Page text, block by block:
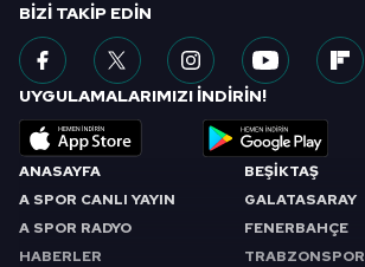
ANASAYFA
A SPOR CANLI YAYIN
A SPOR RADYO
HABERLER
BEŞİKTAŞ
GALATASARAY
FENERBAHÇE
TRABZONSPOR
BIZI TAKIP EDIN
UYGULAMALARIMIZI İNDİRİN!